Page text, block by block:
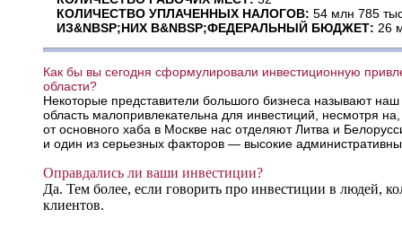
КОЛИЧЕСТВО УПЛАЧЕННЫХ НАЛОГОВ: 54 млн 785
ИЗ&NBSP;НИХ В&NBSP;ФЕДЕРАЛЬНЫЙ БЮДЖЕТ: 26
Как бы вы сегодня сформулировали инвестиционную
области?
Некоторые представители большого бизнеса называют
область малопривлекательна для инвестиций, несмотря
от основного хаба в Москве нас отделяют Литва и
и один из серьезных факторов — высокие
Оправдались ли ваши инвестиции?
Да. Тем более, если говорить про инвестиции в людей,
клиентов.